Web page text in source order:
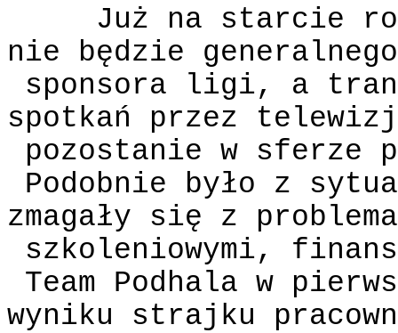
Już na starcie
nie będzie generalnego
sponsora ligi, a
spotkań przez
pozostanie w sferze
Podobnie było z
zmagały się z
szkoleniowymi,
Team Podhala w
wyniku strajku